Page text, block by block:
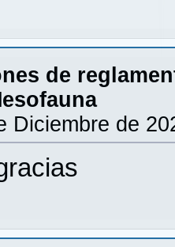
de
Diciembre de